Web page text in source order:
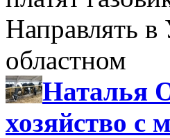
Направлять
областном
Наталья
хозяйство с